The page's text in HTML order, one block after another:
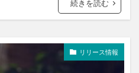
続きを読む
リリース情報